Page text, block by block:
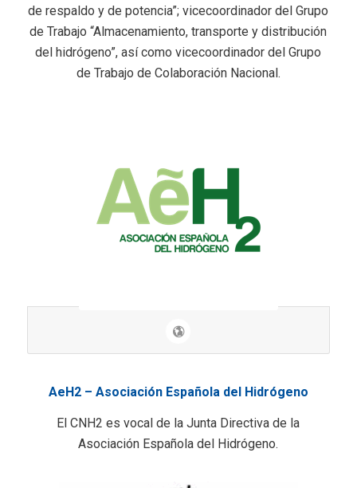
de respaldo y de potencia”; vicecoordinador del Grupo
de Trabajo “Almacenamiento, transporte y distribución
del hidrógeno”, así como vicecoordinador del Grupo
de Trabajo de Colaboración Nacional.
AeH2 – Asociación Española del Hidrógeno
El CNH2 es vocal de la Junta Directiva de la
Asociación Española del Hidrógeno.